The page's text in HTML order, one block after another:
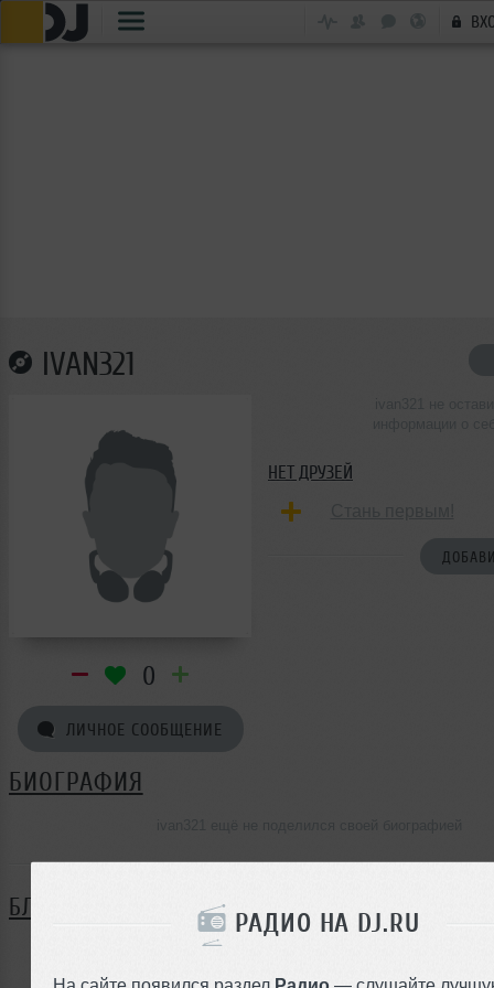
РАДИО НА DJ.RU
На сайте появился раздел Радио — слушайте
IVAN321
0
ЛИЧНОЕ СООБЩЕНИЕ
НЕТ ДРУЗЕЙ
БИОГРАФИЯ
БЛОГ